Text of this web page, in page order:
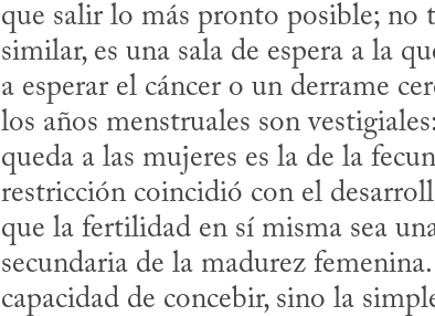
que salir lo más pronto posible; no
similar, es una sala de espera a la
a esperar el cáncer o un derrame
los años menstruales son
queda a las mujeres es la de la
restricción coincidió con el
que la fertilidad en sí misma sea
secundaria de la madurez
capacidad de concebir, sino la